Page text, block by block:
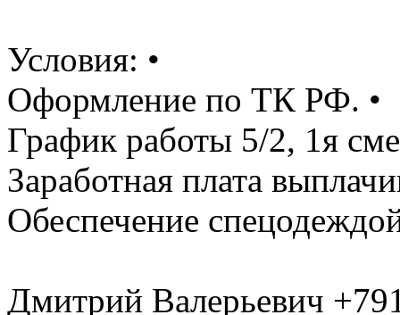
Условия: •
Оформление по ТК РФ. •
График работы 5/2, 1я
Заработная плата
Обеспечение
Дмитрий Валерьевич